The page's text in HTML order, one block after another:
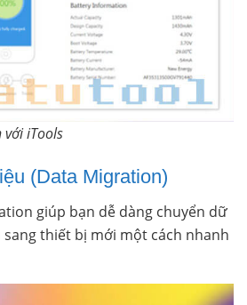
iTools
(Data Migration)
giúp bạn dễ dàng chuyển dữ
thiết bị mới một cách nhanh